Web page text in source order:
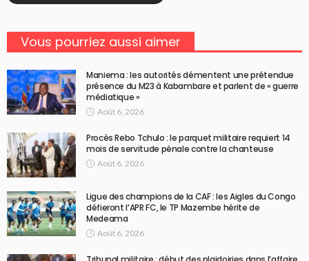
Vous pourriez aussi aimer
Maniema : les autorités démentent une prétendue
présence du M23 à Kabambare et parlent de « guerre
médiatique »
Août 6, 2026
Procès Rebo Tchulo : le parquet militaire requiert 14
mois de servitude pénale contre la chanteuse
Août 6, 2026
Ligue des champions de la CAF : les Aigles du Congo
défieront l’APR FC, le TP Mazembe hérite de
Medeama
Août 6, 2026